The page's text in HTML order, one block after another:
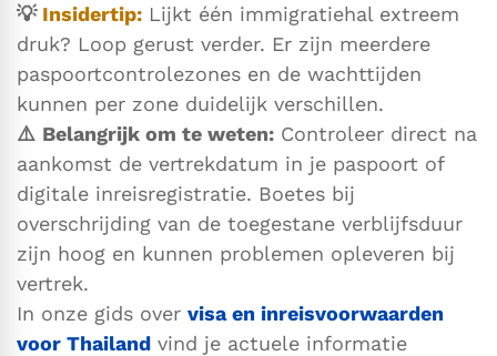
💡 Insidertip: Lijkt één immigratiehal extreem
druk? Loop gerust verder. Er zijn meerdere
paspoortcontrolezones en de wachttijden
kunnen per zone duidelijk verschillen.
⚠️ Belangrijk om te weten: Controleer direct na
aankomst de vertrekdatum in je paspoort of
digitale inreisregistratie. Boetes bij
overschrijding van de toegestane verblijfsduur
zijn hoog en kunnen problemen opleveren bij
vertrek.
In onze gids over visa en inreisvoorwaarden
voor Thailand vind je actuele informatie